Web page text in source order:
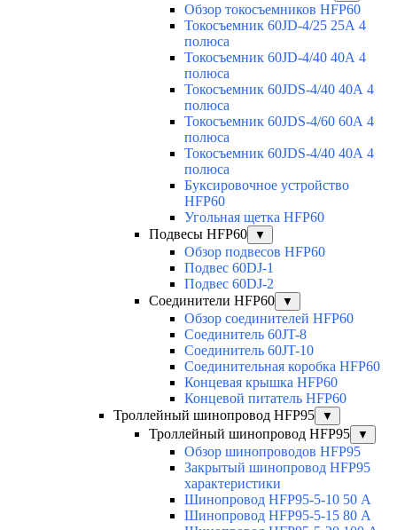
Обзор токосъемников HFP60
Токосъемник 60JD-4/25 25А 4
полюса
Токосъемник 60JD-4/40 40А 4
полюса
Токосъемник 60JDS-4/40 40А 4
полюса
Токосъемник 60JDS-4/60 60А 4
полюса
Токосъемник 60JDS-4/40 40А 4
полюса
Буксировочное устройство
HFP60
Угольная щетка HFP60
Подвесы HFP60
▼
Обзор подвесов HFP60
Подвес 60DJ-1
Подвес 60DJ-2
Соединители HFP60
▼
Обзор соединителей HFP60
Соединитель 60JT-8
Соединитель 60JT-10
Соединительная коробка HFP60
Концевая крышка HFP60
Концевой питатель HFP60
Троллейный шинопровод HFP95
▼
Троллейный шинопровод HFP95 ▼
Обзор шинопроводов HFP95
Закрытый шинопровод HFP95
характеристики
Шинопровод HFP95-5-10 50 А
Шинопровод HFP95-5-15 80 А